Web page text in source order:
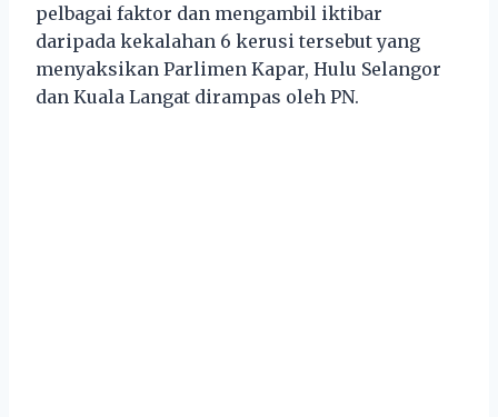
pelbagai faktor dan mengambil iktibar
daripada kekalahan 6 kerusi tersebut yang
menyaksikan Parlimen Kapar, Hulu Selangor
dan Kuala Langat dirampas oleh PN.